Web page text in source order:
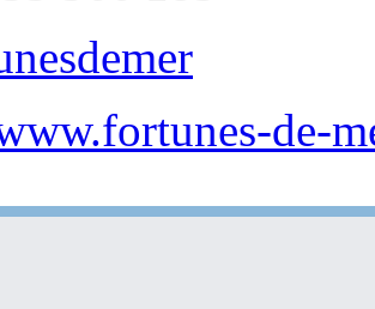
de-